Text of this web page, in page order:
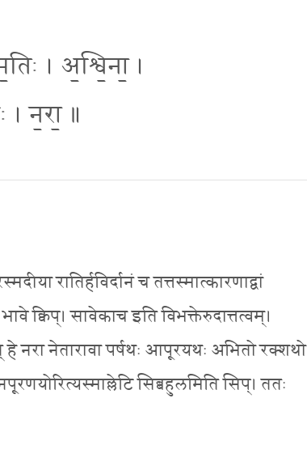
। अ॒श्वि॒ना॒ ।
न॒रा॒ ॥
रातिर्हविर्दानं च तत्तस्मात्कारणाद्वां
क्विप्। सावेकाच इति विभक्तेरुदात्तत्वम्।
हे नरा नेतारावा पर्षथः आपूरयथः अभितो रक्शथो
सिब्बहुलमिति सिप्। ततः